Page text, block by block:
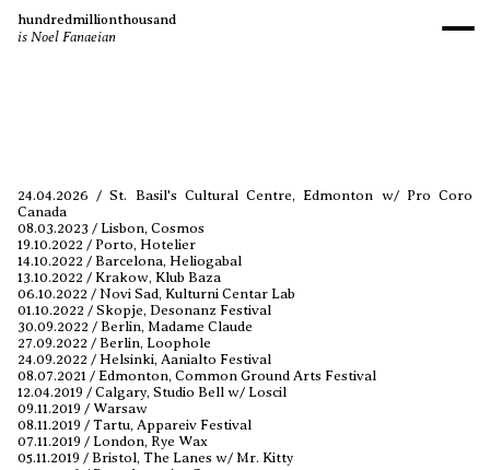
hundredmillionthousand
is Noel Fanaeian
24.04.2026 / St. Basil's Cultural Centre, Edmonton w/ Pro Coro
Canada
08.03.2023 / Lisbon, Cosmos
19.10.2022 / Porto, Hotelier
14.10.2022 / Barcelona, Heliogabal
13.10.2022 / Krakow, Klub Baza
06.10.2022 / Novi Sad, Kulturni Centar Lab
01.10.2022 / Skopje, Desonanz Festival
30.09.2022 / Berlin, Madame Claude
27.09.2022 / Berlin, Loophole
24.09.2022 / Helsinki, Aanialto Festival
08.07.2021 / Edmonton, Common Ground Arts Festival
12.04.2019 / Calgary, Studio Bell w/ Loscil
09.11.2019 / Warsaw
08.11.2019 / Tartu, Appareiv Festival
07.11.2019 / London, Rye Wax
05.11.2019 / Bristol, The Lanes w/ Mr. Kitty